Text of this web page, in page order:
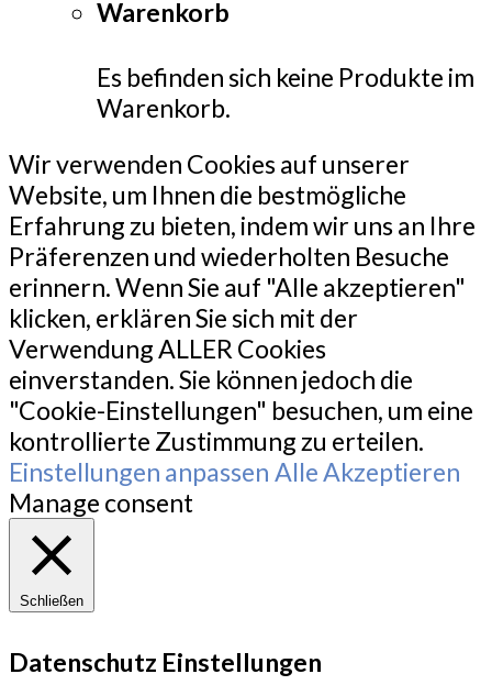
Warenkorb
Es befinden sich keine Produkte im
Warenkorb.
Wir verwenden Cookies auf unserer
Website, um Ihnen die bestmögliche
Erfahrung zu bieten, indem wir uns an Ihre
Präferenzen und wiederholten Besuche
erinnern. Wenn Sie auf "Alle akzeptieren"
klicken, erklären Sie sich mit der
Verwendung ALLER Cookies
einverstanden. Sie können jedoch die
"Cookie-Einstellungen" besuchen, um eine
kontrollierte Zustimmung zu erteilen.
Einstellungen anpassen Alle Akzeptieren
Manage consent
Schließen
Datenschutz Einstellungen